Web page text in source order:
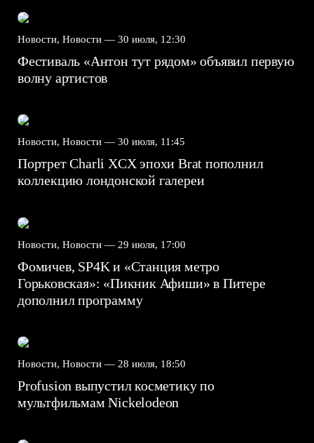
Новости, Новости — 30 июля, 12:30
Фестиваль «Антон тут рядом» объявил первую
волну артистов
Новости, Новости — 30 июля, 11:45
Портрет Charli XCX эпохи Brat пополнил
коллекцию лондонской галереи
Новости, Новости — 29 июля, 17:00
Фомичев, SP4K и «Станция метро
Горьковская»: «Пикник Афиши» в Питере
дополнил программу
Новости, Новости — 28 июля, 18:50
Profusion выпустил косметику по
мультфильмам Nickelodeon